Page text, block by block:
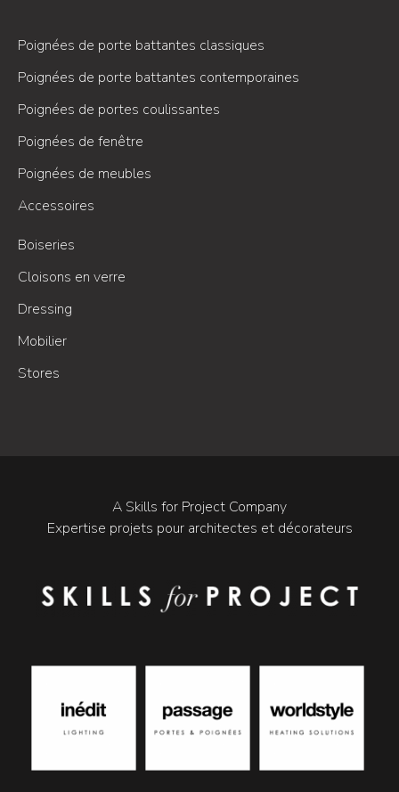
Poignées de porte battantes classiques
Poignées de porte battantes contemporaines
Poignées de portes coulissantes
Poignées de fenêtre
Poignées de meubles
Accessoires
Boiseries
Cloisons en verre
Dressing
Mobilier
Stores
A Skills for Project Company
Expertise projets pour architectes et décorateurs